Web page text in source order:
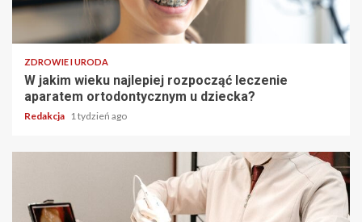
ZDROWIE I URODA
W jakim wieku najlepiej rozpocząć leczenie
aparatem ortodontycznym u dziecka?
Redakcja 1 tydzień ago